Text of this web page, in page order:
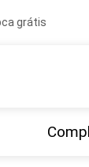
grátis